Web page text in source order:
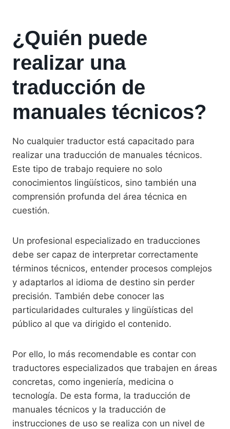
¿Quién puede
realizar una
traducción de
manuales técnicos?
No cualquier traductor está capacitado para
realizar una traducción de manuales técnicos.
Este tipo de trabajo requiere no solo
conocimientos lingüísticos, sino también una
comprensión profunda del área técnica en
cuestión.
Un profesional especializado en traducciones
debe ser capaz de interpretar correctamente
términos técnicos, entender procesos complejos
y adaptarlos al idioma de destino sin perder
precisión. También debe conocer las
particularidades culturales y lingüísticas del
público al que va dirigido el contenido.
Por ello, lo más recomendable es contar con
traductores especializados que trabajen en áreas
concretas, como ingeniería, medicina o
tecnología. De esta forma, la traducción de
manuales técnicos y la traducción de
instrucciones de uso se realiza con un nivel de